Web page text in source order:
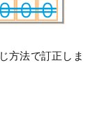
方法で訂正しま